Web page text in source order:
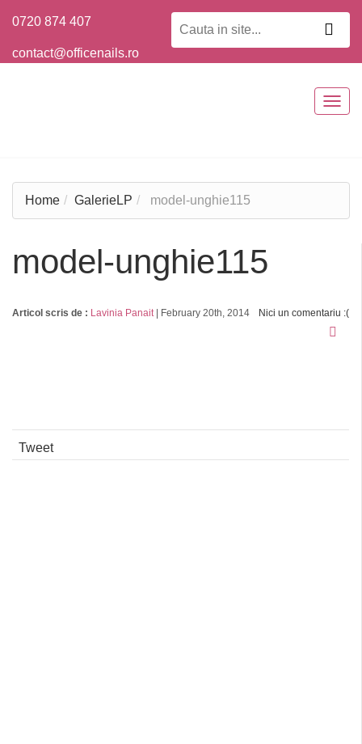
0720 874 407
contact@officenails.ro
Home GalerieLP model-unghie115
model-unghie115
Articol scris de : Lavinia Panait| February 20th, 2014 Nici un comentariu :(
Tweet